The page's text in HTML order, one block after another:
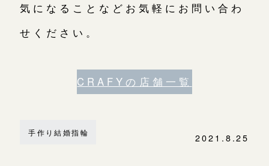
気になることなどお気軽にお問い合わ
せください。
CRAFYの店舗一覧
手作り結婚指輪 2021.8.25